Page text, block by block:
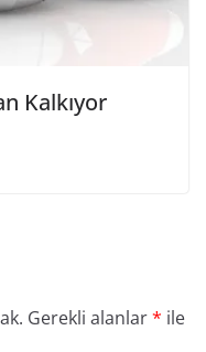
Kalkıyor
Gerekli alanlar* ile